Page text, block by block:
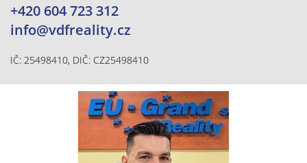
+420 604 723 312
info@vdfreality.cz
IČ: 25498410, DIČ: CZ25498410